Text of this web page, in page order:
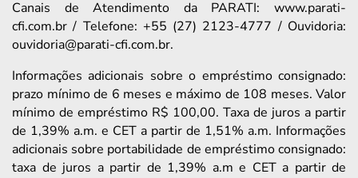
Canais de Atendimento da PARATI: www.parati-
cfi.com.br / Telefone: +55 (27) 2123-4777 / Ouvidoria:
ouvidoria@parati-cfi.com.br.
Informações adicionais sobre o empréstimo consignado:
prazo mínimo de 6 meses e máximo de 108 meses. Valor
mínimo de empréstimo R$ 100,00. Taxa de juros a partir
de 1,39% a.m. e CET a partir de 1,51% a.m. Informações
adicionais sobre portabilidade de empréstimo consignado:
taxa de juros a partir de 1,39% a.m e CET a partir de